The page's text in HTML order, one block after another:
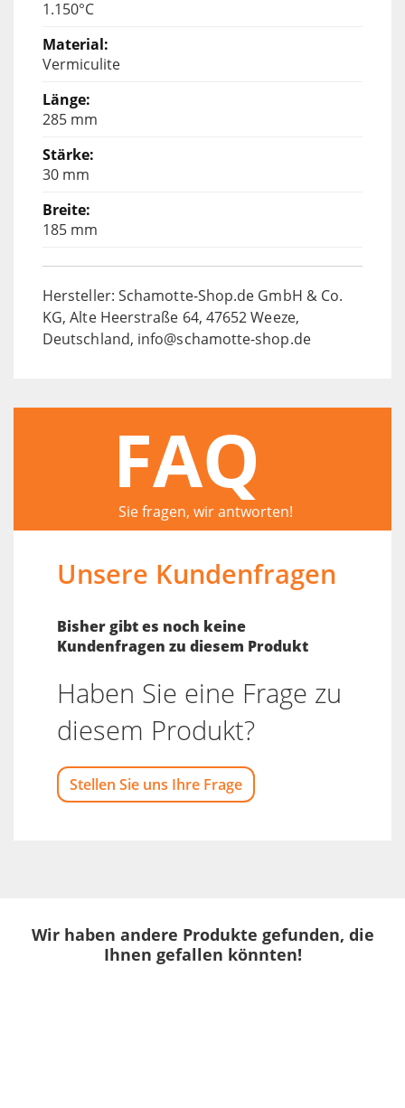
1.150°C
Vermiculite
285 mm
30 mm
185 mm
Hersteller: Schamotte-Shop.de GmbH & Co.
KG, Alte Heerstraße 64, 47652 Weeze,
Deutschland, info@schamotte-shop.de
FAQ
Sie fragen, wir antworten!
Unsere Kundenfragen
Bisher gibt es noch keine
Kundenfragen zu diesem Produkt
Haben Sie eine Frage zu
diesem Produkt?
Stellen Sie uns Ihre Frage
Wir haben andere Produkte gefunden, die
Ihnen gefallen könnten!